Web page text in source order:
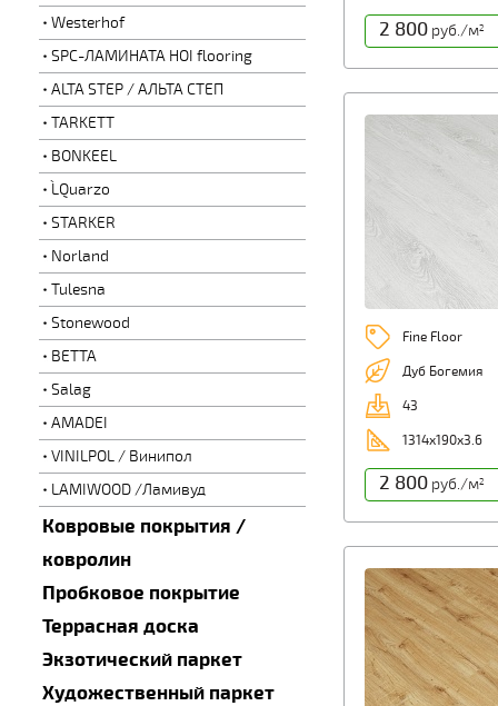
Westerhof
SPC-ЛАМИНАТА HOI flooring
ALTA STEP / АЛЬТА СТЕП
TARKETT
BONKEEL
L`Quarzo
STARKER
Norland
Tulesna
Stonewood
BETTA
Salag
AMADEI
VINILPOL / Винипол
LAMIWOOD /Ламивуд
Ковровые покрытия /
ковролин
Пробковое покрытие
Террасная доска
Экзотический паркет
Художественный паркет
2 800руб./м2
Fine Floor
Дуб Богемия
43
1314x190x3.6
2 800руб./м2